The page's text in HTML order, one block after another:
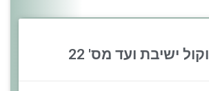
ישיבת ועד מס' 22